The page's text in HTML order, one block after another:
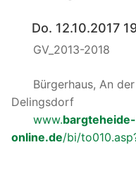
Do. 12.10.2017
GV_2013-2018
Bürgerhaus, An
Delingsdorf
www.
online.de/bi/